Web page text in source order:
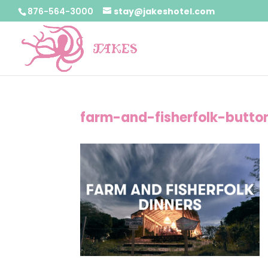
876-564-3000 stay@jakeshotel.com
farm-and-fisherfolk-